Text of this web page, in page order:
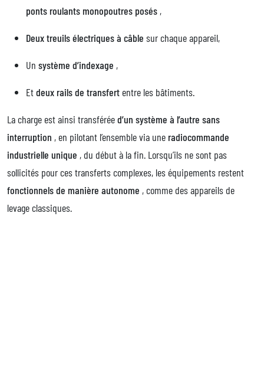
ponts roulants monopoutres posés ,
Deux treuils électriques à câble sur chaque appareil,
Un système d’indexage ,
Etdeux rails de transfert entre les bâtiments.
La charge est ainsi transféréed’un système à l’autre sans
interruption , en pilotant l’ensemble via une radiocommande
industrielle unique , du début à la fin. Lorsqu’ils ne sont pas
sollicités pour ces transferts complexes, les équipements restent
fonctionnels de manière autonome , comme des appareils de
levage classiques.